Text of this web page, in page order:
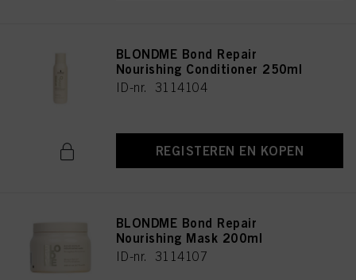
BLONDME Bond Repair
Nourishing Conditioner 250ml
ID-nr. 3114104
REGISTEREN EN KOPEN
BLONDME Bond Repair
Nourishing Mask 200ml
ID-nr. 3114107